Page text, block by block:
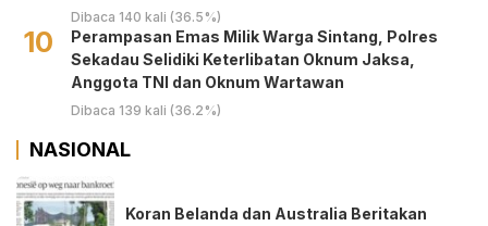
Dibaca 140 kali (36.5%)
10
Perampasan Emas Milik Warga Sintang, Polres
Sekadau Selidiki Keterlibatan Oknum Jaksa,
Anggota TNI dan Oknum Wartawan
Dibaca 139 kali (36.2%)
NASIONAL
Koran Belanda dan Australia Beritakan